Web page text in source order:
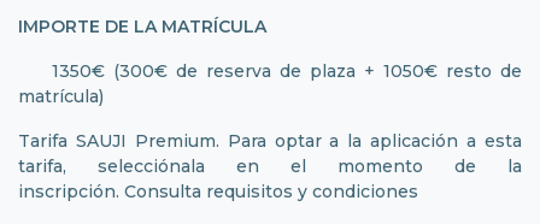
IMPORTE DE LA MATRÍCULA
1350€ (300€ de reserva de plaza + 1050€ resto de
matrícula)
Tarifa SAUJI Premium. Para optar a la aplicación a esta
tarifa, selecciónala en el momento de la
inscripción. Consulta requisitos y condiciones